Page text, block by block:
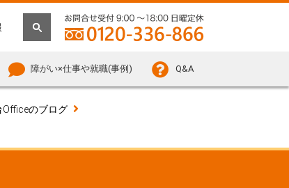
障がい×仕事や就職(事例) Q&A
Officeのブログ